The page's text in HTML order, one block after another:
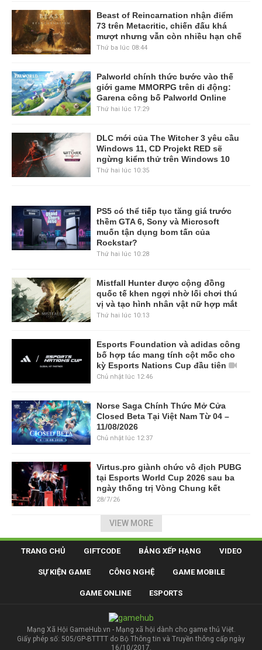
Beast of Reincarnation nhận điểm
73 trên Metacritic, chiến đấu khá
mượt nhưng vẫn còn nhiều hạn chế
Thứ ba lúc 08:44
Palworld chính thức bước vào thế
giới game MMORPG trên di động:
Garena công bố Palworld Online
Thứ hai lúc 17:29
DLC mới của The Witcher 3 yêu cầu
Windows 11, CD Projekt RED sẽ
ngừng kiểm thử trên Windows 10
Thứ hai lúc 10:35
PS5 có thể tiếp tục tăng giá trước
thềm GTA 6, Sony và Microsoft
muốn tận dụng bom tấn của
Rockstar?
Thứ hai lúc 10:28
Mistfall Hunter được cộng đồng
quốc tế khen ngợi nhờ lối chơi thú
vị và tạo hình nhân vật nữ hợp mắt
Thứ hai lúc 10:13
Esports Foundation và adidas công
bố hợp tác mang tính cột mốc cho
kỳ Esports Nations Cup đầu tiên
Chủ nhật lúc 12:46
Norse Saga Chính Thức Mở Cửa
Closed Beta Tại Việt Nam Từ 04 –
11/08/2026
Chủ nhật lúc 12:37
Virtus.pro giành chức vô địch PUBG
tại Esports World Cup 2026 sau ba
ngày thống trị Vòng Chung kết
28/7/26
VIEW MORE
TRANG CHỦ GIFTCODE BẢNG XẾP HẠNG VIDEO
SỰ KIỆN GAME CÔNG NGHỆ GAME MOBILE
GAME ONLINE ESPORTS
Mạng Xã Hội GameHub.vn - Mạng xã hội dành cho game thủ Việt.
Giấy phép số: 505/GP-BTTTT do Bộ Thông tin và Truyền thông cấp ngày
16/10/2017.